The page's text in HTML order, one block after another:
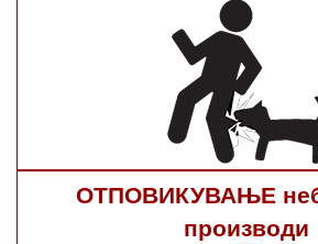
ОТПОВИКУВАЊЕ
производи